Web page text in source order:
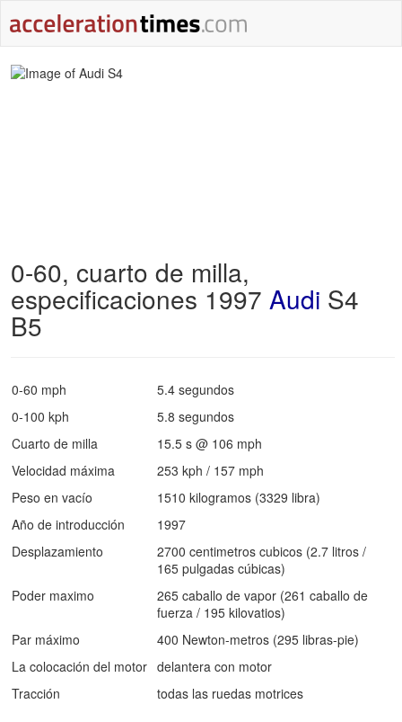
0-60, cuarto de milla,
especificaciones 1997 Audi S4
B5
0-60 mph
5.4 segundos
0-100 kph
5.8 segundos
Cuarto de milla
15.5 s @ 106 mph
Velocidad máxima
253 kph / 157 mph
Peso en vacío
1510 kilogramos (3329 libra)
Año de introducción
1997
Desplazamiento
2700 centimetros cubicos (2.7 litros /
165 pulgadas cúbicas)
Poder maximo
265 caballo de vapor (261 caballo de
fuerza / 195 kilovatios)
Par máximo
400 Newton-metros (295 libras-pie)
La colocación del motor delantera con motor
Tracción
todas las ruedas motrices